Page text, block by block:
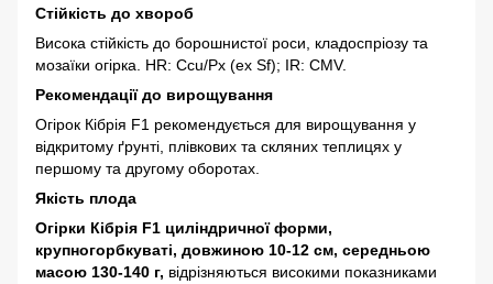
Стійкість до хвороб
Висока стійкість до борошнистої роси, кладоспріозу та
мозаїки огірка.
HR: Ccu/Px (ex Sf); IR: CMV.
Рекомендації до вирощування
Огірок Кібрія F1 рекомендується для вирощування у
відкритому ґрунті, плівкових та скляних теплицях у
першому та другому оборотах.
Якість плода
Огірки Кібрія F1 циліндричної форми,
крупногорбкуваті, довжиною 10-12 см, середньою
масою 130-140 г, відрізняються високими показниками